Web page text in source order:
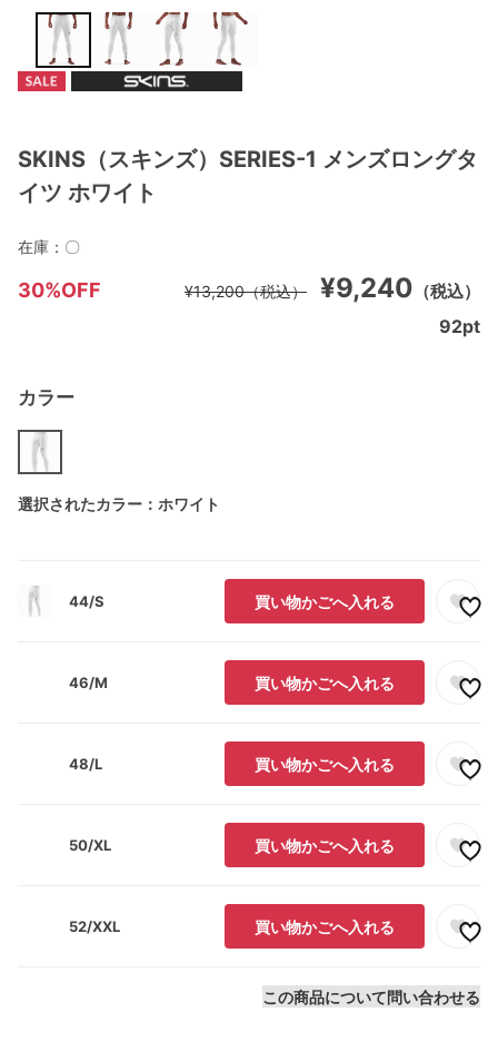
SKINS（スキンズ）SERIES-1 メンズロングタ
イツ ホワイト
30%OFF ¥9,240 （税込）
¥13,200（税込）
カラー
選択されたカラー：ホワイト
44/S 買い物かごへ入れる
46/M 買い物かごへ入れる
48/L 買い物かごへ入れる
50/XL 買い物かごへ入れる
52/XXL 買い物かごへ入れる
この商品について問い合わせる
在庫： 〇
92pt